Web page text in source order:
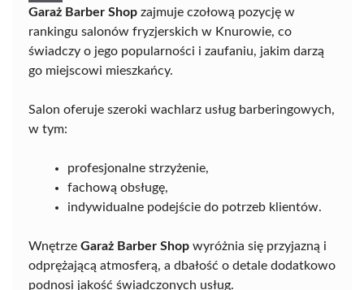
Garaż Barber Shop zajmuje czołową pozycję w
rankingu salonów fryzjerskich w Knurowie, co
świadczy o jego popularności i zaufaniu, jakim darzą
go miejscowi mieszkańcy.
Salon oferuje szeroki wachlarz usług barberingowych,
w tym:
profesjonalne strzyżenie,
fachową obsługę,
indywidualne podejście do potrzeb klientów.
Wnętrze Garaż Barber Shop wyróżnia się przyjazną i
odprężającą atmosferą, a dbałość o detale dodatkowo
podnosi jakość świadczonych usług.